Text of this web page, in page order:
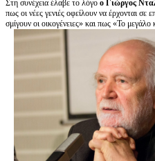
Στη συνέχεια έλαβε το λόγο ο Γιώργος
πως οι νέες γενιές οφείλουν να έρχονται
σμίγουν οι οικογένειες» και πως «Το